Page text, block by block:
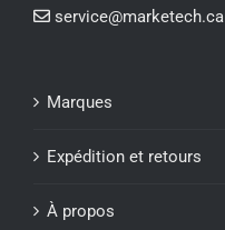
service@marketech.ca
Marques
Expédition et retours
À propos